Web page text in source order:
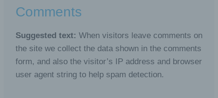
Comments
Suggested text: When visitors leave comments on
the site we collect the data shown in the comments
form, and also the visitor’s IP address and browser
user agent string to help spam detection.